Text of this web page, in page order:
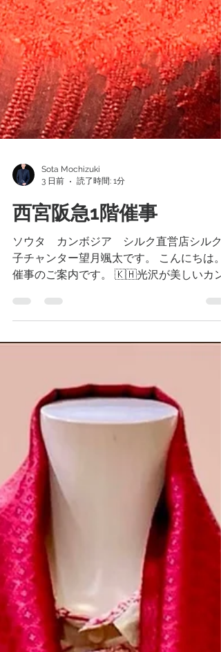
Sota Mochizuki
3 日前
読了時間: 1分
西宮阪急1階催事
ソウタ カンボジア シルク直営店シルク
催事のご案内です。 🇰🇭光沢が美しいカン
ボジアシルク🇰🇭 🌸西宮阪急1階催事🌸 🌸8
月12日(水)~ 8月18日(火)🌸 最終日午後5時終